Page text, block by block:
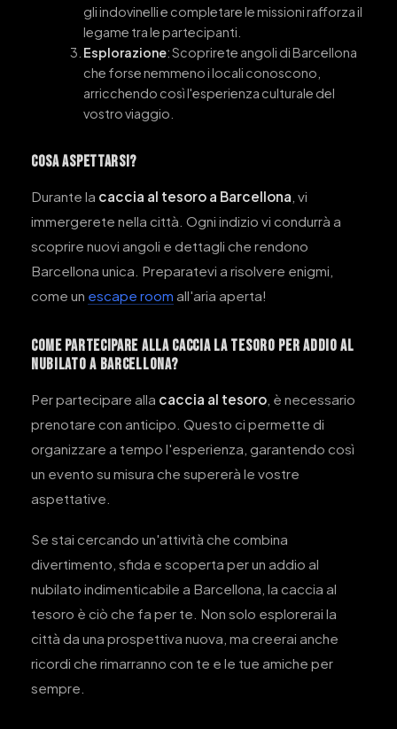
gli indovinelli e completare le missioni rafforza il
legame tra le partecipanti.
Esplorazione: Scoprirete angoli di Barcellona
che forse nemmeno i locali conoscono,
arricchendo così l'esperienza culturale del
vostro viaggio.
Cosa Aspettarsi?
Durante la caccia al tesoro a Barcellona , vi
immergerete nella città. Ogni indizio vi condurrà a
scoprire nuovi angoli e dettagli che rendono
Barcellona unica. Preparatevi a risolvere enigmi,
come un escape room all'aria aperta!
Come Partecipare alla caccia la tesoro per addio al
nubilato a Barcellona?
Per partecipare alla caccia al tesoro, è necessario
prenotare con anticipo. Questo ci permette di
organizzare a tempo l'esperienza, garantendo così
un evento su misura che supererà le vostre
aspettative.
Se stai cercando un'attività che combina
divertimento, sfida e scoperta per un addio al
nubilato indimenticabile a Barcellona, la caccia al
tesoro è ciò che fa per te. Non solo esplorerai la
città da una prospettiva nuova, ma creerai anche
ricordi che rimarranno con te e le tue amiche per
sempre.